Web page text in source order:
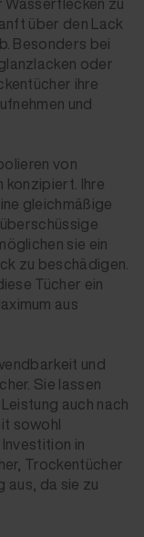
über den Lack
Besonders bei
oder
ihre
und
von
konzipiert. Ihre
gleichmäßige
sie ein
zu beschädigen.
Tücher ein
aus
und
Sie lassen
auch nach
sowohl
in
Trockentücher
da sie zu